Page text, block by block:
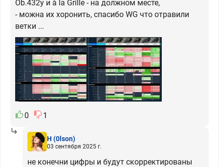
Ob.432y и à la Grille - на должном месте,
- можна их хоронить, спасибо WG что отравили
ветки ...
0 1
H (0lson)
03 сентября 2025 г.
не конечни цифры и будут скорректированы